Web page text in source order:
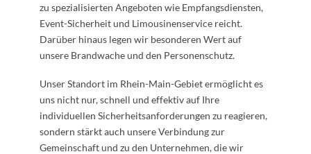
zu spezialisierten Angeboten wie Empfangsdiensten,
Event-Sicherheit und Limousinenservice reicht.
Darüber hinaus legen wir besonderen Wert auf
unsere Brandwache und den Personenschutz.
Unser Standort im Rhein-Main-Gebiet ermöglicht es
uns nicht nur, schnell und effektiv auf Ihre
individuellen Sicherheitsanforderungen zu reagieren,
sondern stärkt auch unsere Verbindung zur
Gemeinschaft und zu den Unternehmen, die wir